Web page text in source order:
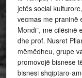
jetës social
vecmas me praninë
Mondi”, me cilësinë
dhe prof. Nusret
mëmëdheu, grupe
promovojë bisnese
bisnesi shqiptaro-